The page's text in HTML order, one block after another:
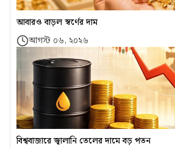
আবারও বাড়ল স্বর্ণের দাম
আগস্ট ০৬, ২০২৬
বিশ্ববাজারে জ্বালানি তেলের দামে বড় পতন